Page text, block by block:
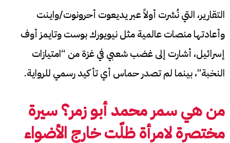
التقارير، التي نُشرت أولاً عبر يديعوت أحرونوت/واينت
وأعادتها منصات عالمية مثل نيويورك بوست وتايمز أوف
إسرائيل، أشارت إلى غضب شعبي في غزة من “امتيازات
النخبة”، بينما لم تصدر حماس أي تأكيد رسمي للرواية.
من هي سمر محمد أبو زمر؟ سيرة
مختصرة لامرأة ظلّت خارج الأضواء